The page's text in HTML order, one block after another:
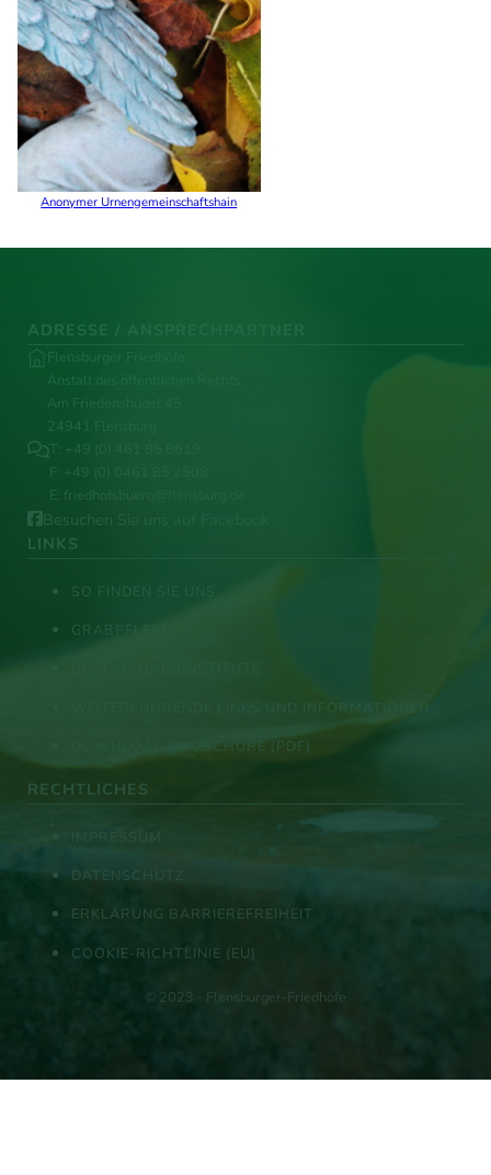
Anonymer Urnengemeinschaftshain
ADRESSE / ANSPRECHPARTNER
Flensburger Friedhöfe
Anstalt des öffentlichen Rechts
Am Friedenshügel 45
24941 Flensburg
T: +49 (0) 461 85 8619
F: +49 (0) 0461 85 2508
E: friedhofsbuero@flensburg.de
Besuchen Sie uns auf Facebook
LINKS
SO FINDEN SIE UNS
GRABPFLEGE
WEITERFÜHRENDE LINKS UND INFORMATIONEN
DOWNLOAD BROSCHÜRE (PDF)
RECHTLICHES
IMPRESSUM
DATENSCHUTZ
ERKLÄRUNG BARRIEREFREIHEIT
COOKIE-RICHTLINIE (EU)
© 2023 - Flensburger-Friedhöfe